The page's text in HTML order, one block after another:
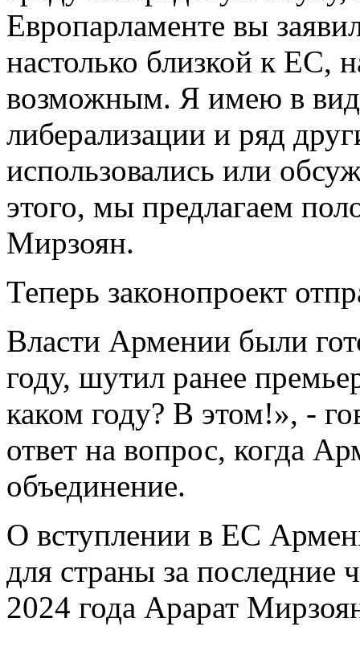
Европарламенте вы
настолько близкой к ЕС,
возможным. Я имею в
либерализации и ряд
использовались или
этого, мы предлагаем
Мирзоян.
Теперь законопроект
Власти Армении были
году, шутил ранее
каком году? В этом!», -
ответ на вопрос, когда
объединение.
О вступлении в ЕС
для страны за последние
2024 года Арарат